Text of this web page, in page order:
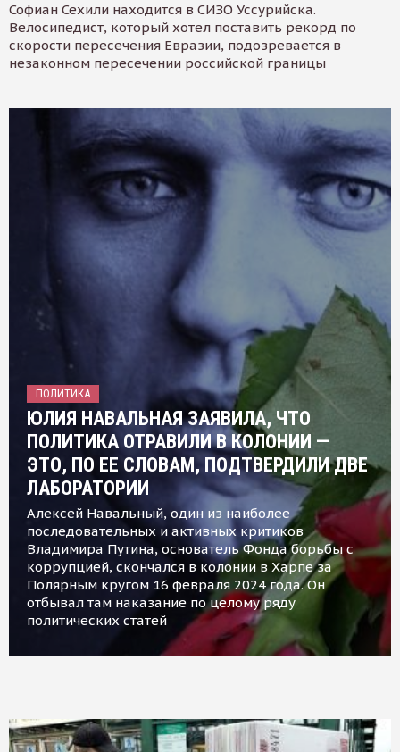
Софиан Сехили находится в СИЗО Уссурийска.
Велосипедист, который хотел поставить рекорд по
скорости пересечения Евразии, подозревается в
незаконном пересечении российской границы
ПОЛИТИКА
ЮЛИЯ НАВАЛЬНАЯ ЗАЯВИЛА, ЧТО
ПОЛИТИКА ОТРАВИЛИ В КОЛОНИИ —
ЭТО, ПО ЕЕ СЛОВАМ, ПОДТВЕРДИЛИ ДВЕ
ЛАБОРАТОРИИ
Алексей Навальный, один из наиболее
последовательных и активных критиков
Владимира Путина, основатель Фонда борьбы с
коррупцией, скончался в колонии в Харпе за
Полярным кругом 16 февраля 2024 года. Он
отбывал там наказание по целому ряду
политических статей